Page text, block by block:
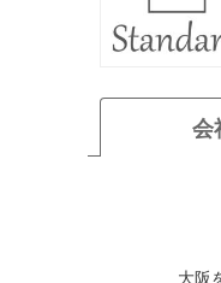
会
大阪